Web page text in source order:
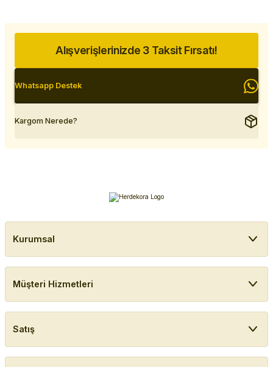
Alışverişlerinizde 3 Taksit Fırsatı!
Whatsapp Destek
Kargom Nerede?
Kurumsal
Müşteri Hizmetleri
Satış